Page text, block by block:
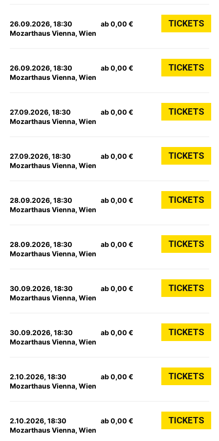
26.09.2026, 18:30
Mozarthaus Vienna, Wien
ab 0,00 € TICKETS
26.09.2026, 18:30
Mozarthaus Vienna, Wien
ab 0,00 € TICKETS
27.09.2026, 18:30
Mozarthaus Vienna, Wien
ab 0,00 € TICKETS
27.09.2026, 18:30
Mozarthaus Vienna, Wien
ab 0,00 € TICKETS
28.09.2026, 18:30
Mozarthaus Vienna, Wien
ab 0,00 € TICKETS
28.09.2026, 18:30
Mozarthaus Vienna, Wien
ab 0,00 € TICKETS
30.09.2026, 18:30
Mozarthaus Vienna, Wien
ab 0,00 € TICKETS
30.09.2026, 18:30
Mozarthaus Vienna, Wien
ab 0,00 € TICKETS
2.10.2026, 18:30
Mozarthaus Vienna, Wien
ab 0,00 € TICKETS
2.10.2026, 18:30
Mozarthaus Vienna, Wien
ab 0,00 € TICKETS